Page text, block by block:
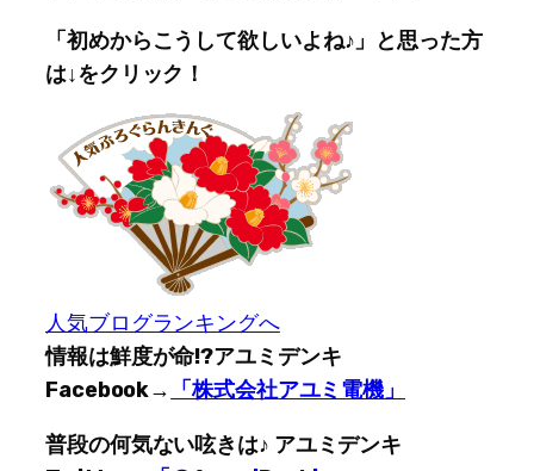
「初めからこうして欲しいよね♪」と思った方
は↓をクリック！
人気ブログランキングへ
情報は鮮度が命!?アユミデンキ
Facebook→ 「株式会社アユミ電機」
普段の何気ない呟きは♪ アユミデンキ